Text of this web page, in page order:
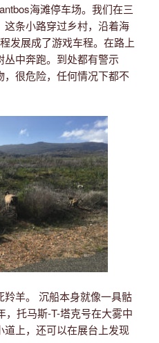
海滩停车场。我们在三
条小路穿过乡村，沿着海
发展成了游戏车程。在路上
中奔跑。到处都有警示
很危险，任何情况下都不
羊。 沉船本身就像一具骷
，托马斯-T-塔克号在大雾中
上，还可以在展台上发现